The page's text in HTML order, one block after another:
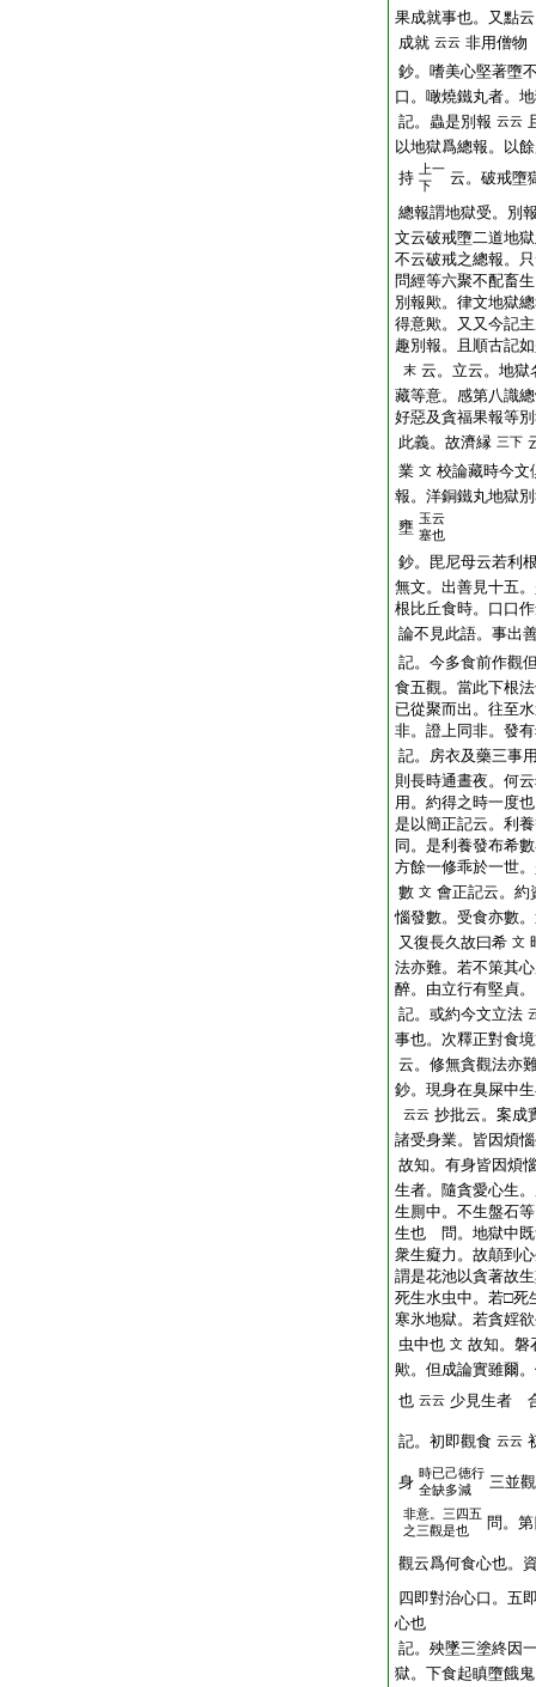
果成就事也。又點
成就 云云 非用僧物
鈔。嗜美心堅著墮
口。噉燒鐵丸者。
記。蟲是別報 云云
以地獄爲總報。以
持
上一
下
云。破戒墮
總報謂地獄受。別
文云破戒墮二道地
不云破戒之總報。
問經等六聚不配畜
別報歟。律文地獄
得意歟。又又今記
趣別報。且順古記
末 云。立云。地獄
藏等意。感第八識
好惡及貪福果報等
此義。故濟縁 三下
業 文 校論藏時今文
報。洋銅鐵丸地
壅 玉云
塞也
鈔。毘尼母云若利
無文。出善見十五
根比丘食時。口口
論不見此語。事出
記。今多食前作觀
食五觀。當此下根
已從聚而出。往至
非。證上同非。發
記。房衣及藥三事
則長時通晝夜。何
用。約得之時一度
是以簡正記云。利
同。是利養發布希
方餘一修乖於一世
數 文 會正記云。約
惱發數。受食亦數
又復長久故曰希 文
法亦難。若不策其
醉。由立行有堅貞
記。或約今文立法
事也。次釋正對食
云。修無貪觀法亦
鈔。現身在臭屎中
云云 抄批云。案成
諸受身業。皆因煩
故知。有身皆因煩
生者。隨貪愛心生
生厠中。不生盤石
生也 問。地獄中
衆生癡力。故顛到
謂是花池以貪著故
死生水虫中。若□死
寒氷地獄。若貪婬
虫中也 文 故知。磐
歟。但成論實雖爾
也 云云 少見生者
記。初即觀食 云云
身 時已己徳行
全缺多減
三並
非意。三四五
之三觀是也
問。
觀云爲何食心也。
四即對治心口。五
心也
記。殃墜三塗終因
獄。下食起瞋墮餓